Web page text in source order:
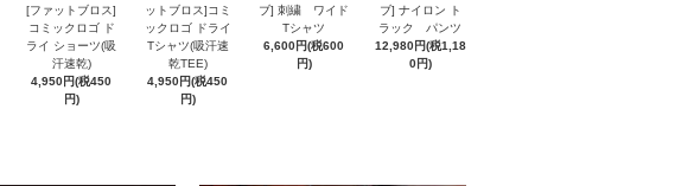
[ファットブロス]
コミックロゴ ド
ライ ショーツ(吸
汗速乾)
4,950円(税450
円)
ットブロス]コミ
ックロゴ ドライ
Tシャツ(吸汗速
乾TEE)
4,950円(税450
円)
ブ] 刺繍 ワイド
Tシャツ
6,600円(税600
円)
ブ] ナイロン ト
ラック パンツ
12,980円(税1,18
0円)